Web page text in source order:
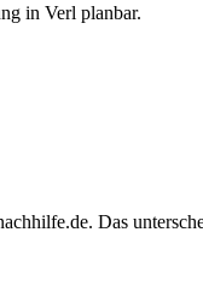
in Verl planbar.
Das